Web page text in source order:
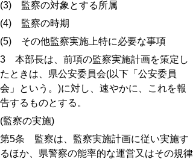
(3) 監察の対象とする所属
(4) 監察の時期
(5) その他監察実施上特に必要な事項
3 本部長は、前項の監察実施計画を策定し
たときは、県公安委員会(以下「公安委員
会」という。 )に対し、速やかに、これを報
告するものとする。
(監察の実施)
第5条 監察は、監察実施計画に従い実施す
るほか、県警察の能率的な運営又はその規律